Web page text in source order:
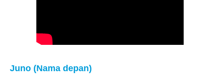
Juno (Nama depan)